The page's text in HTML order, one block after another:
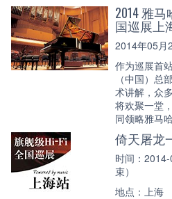
2014 雅
国巡展上
2014年05月
作为巡展首
（中国）总
术讲解，众
将欢聚一堂
同领略雅马
倚天屠龙
时间：
束）
地点：上海